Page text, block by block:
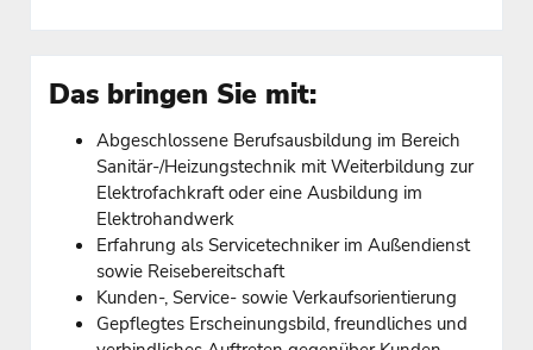
Das bringen Sie mit:
Abgeschlossene Berufsausbildung im Bereich
Sanitär-/Heizungstechnik mit Weiterbildung zur
Elektrofachkraft oder eine Ausbildung im
Elektrohandwerk
Erfahrung als Servicetechniker im Außendienst
sowie Reisebereitschaft
Kunden-, Service- sowie Verkaufsorientierung
Gepflegtes Erscheinungsbild, freundliches und